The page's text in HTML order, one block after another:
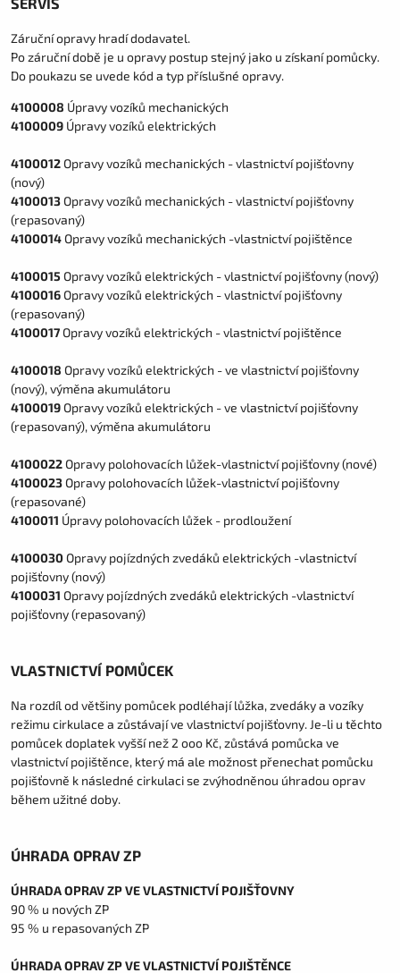
Záruční opravy hradí dodavatel.
Po záruční době je u opravy postup stejný jako u získaní pomůcky.
Do poukazu se uvede kód a typ příslušné opravy.
4100008 Úpravy vozíků mechanických
4100009 Úpravy vozíků elektrických
4100012Opravy vozíků mechanických - vlastnictví pojišťovny
(nový)
4100013Opravy vozíků mechanických - vlastnictví pojišťovny
(repasovaný)
4100014Opravy vozíků mechanických -vlastnictví pojištěnce
4100015 Opravy vozíků elektrických - vlastnictví pojišťovny (nový)
4100016Opravy vozíků elektrických - vlastnictví pojišťovny
(repasovaný)
4100017Opravy vozíků elektrických - vlastnictví pojištěnce
4100018 Opravy vozíků elektrických - ve vlastnictví pojišťovny
(nový), výměna akumulátoru
4100019Opravy vozíků elektrických - ve vlastnictví pojišťovny
(repasovaný), výměna akumulátoru
4100022Opravy polohovacích lůžek-vlastnictví pojišťovny (nové)
4100023Opravy polohovacích lůžek-vlastnictví pojišťovny
(repasované)
4100011 Úpravy polohovacích lůžek - prodloužení
4100030Opravy pojízdných zvedáků elektrických -vlastnictví
pojišťovny (nový)
4100031 Opravy pojízdných zvedáků elektrických -vlastnictví
pojišťovny (repasovaný)
VLASTNICTVÍ POMŮCEK
Na rozdíl od většiny pomůcek podléhají lůžka, zvedáky a vozíky
režimu cirkulace a zůstávají ve vlastnictví pojišťovny. Je-li u těchto
pomůcek doplatek vyšší než 2 ooo Kč, zůstává pomůcka ve
vlastnictví pojištěnce, který má ale možnost přenechat pomůcku
pojišťovně k následné cirkulaci se zvýhodněnou úhradou oprav
během užitné doby.
ÚHRADA OPRAV ZP
ÚHRADA OPRAV ZP VE VLASTNICTVÍ POJIŠŤOVNY
90 % u nových ZP
95 % u repasovaných ZP
ÚHRADA OPRAV ZP VE VLASTNICTVÍ POJIŠTĚNCE